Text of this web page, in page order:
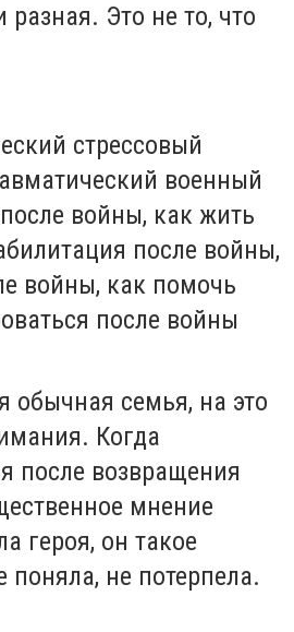
разная. Это не то, что
обычная семья, на это
Когда
после возвращения
мнение
героя, он такое
поняла, не потерпела.